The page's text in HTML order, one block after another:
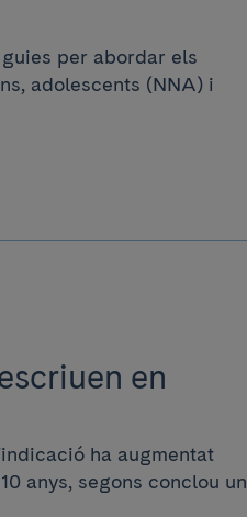
per abordar els
adolescents (NNA) i
en
ha augmentat
anys, segons conclou un